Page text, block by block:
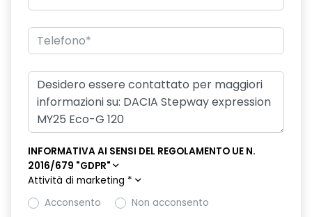
INFORMATIVA AI SENSI DEL REGOLAMENTO UE N.
2016/679 "GDPR"
Attività di marketing *
Acconsento
Non acconsento